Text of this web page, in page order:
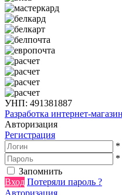
УНП: 491381887
Разработка интернет-
Авторизация
Регистрация
*
*
Запомнить
Вход Потеряли пароль ?
Авторизация